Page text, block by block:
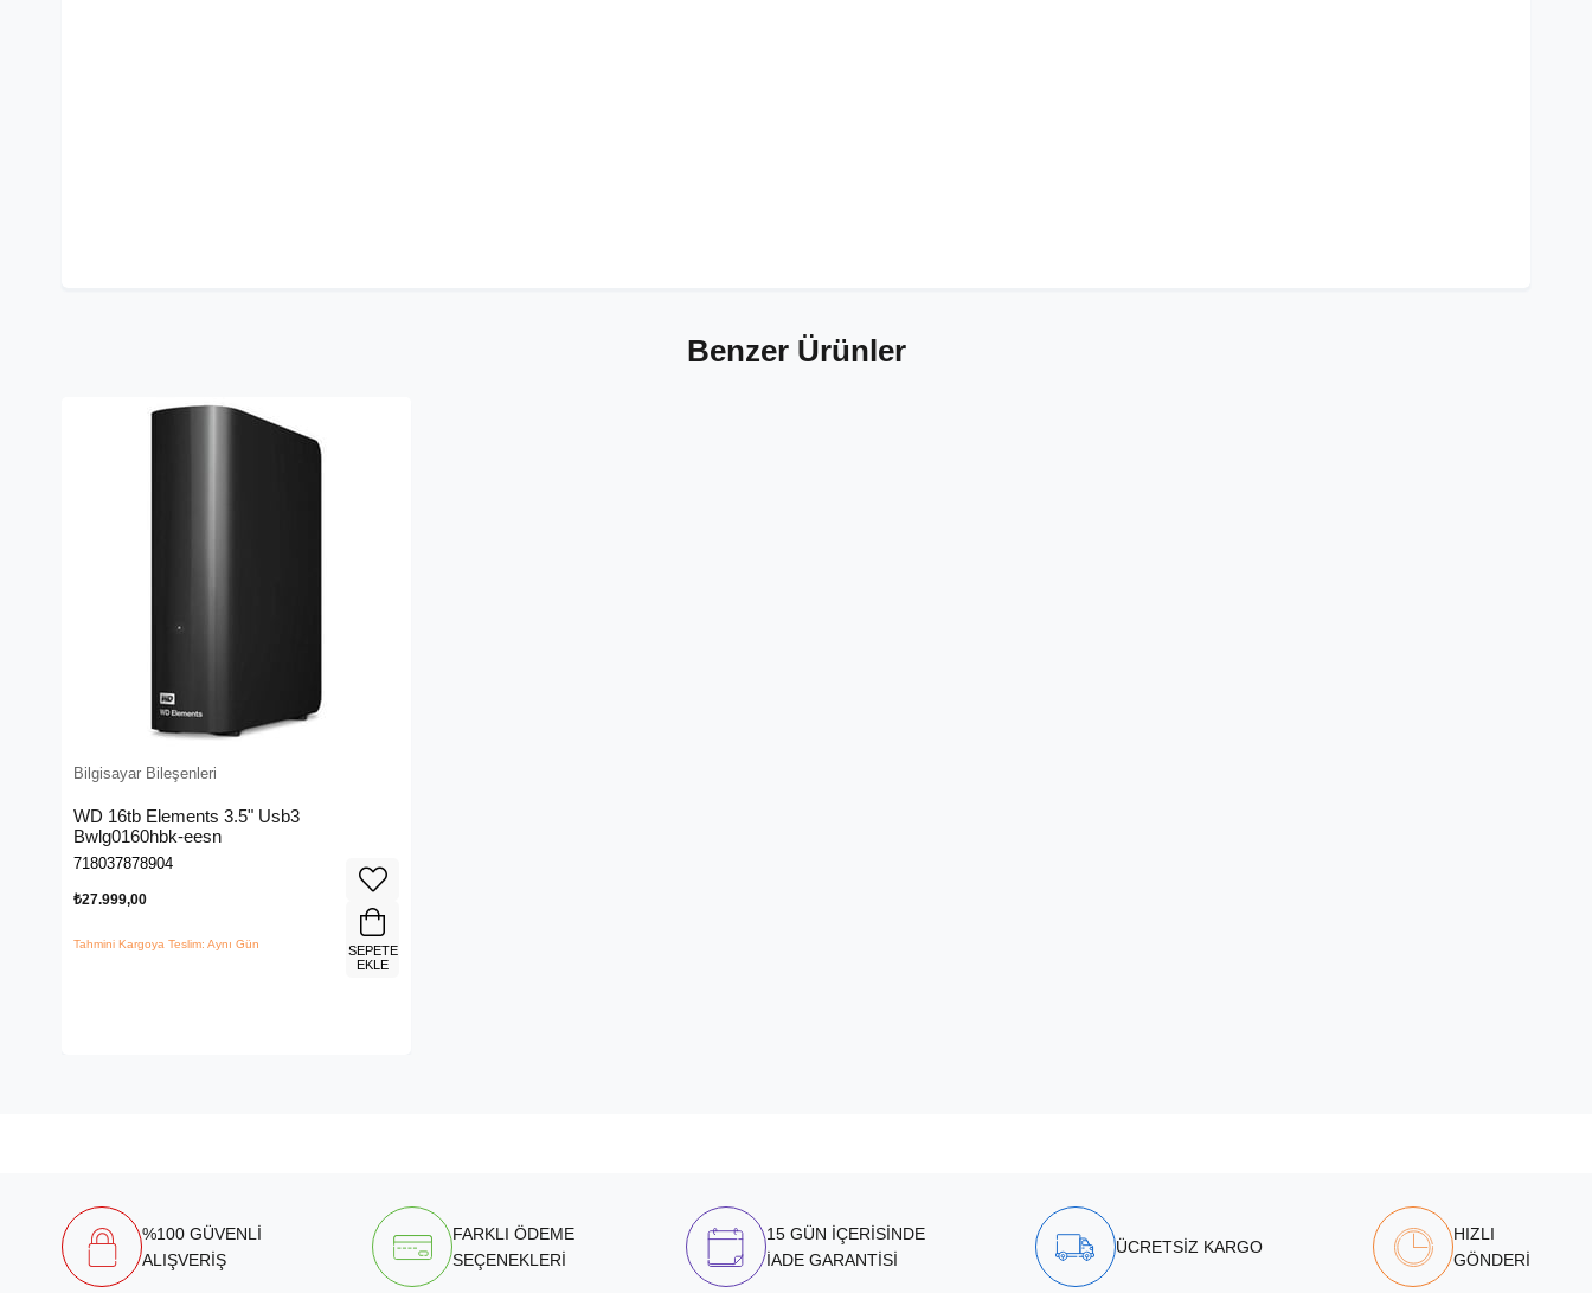
Benzer Ürünler
Bilgisayar Bileşenleri
WD 16tb Elements 3.5" Usb3
Bwlg0160hbk-eesn
718037878904
₺27.999,00
Tahmini Kargoya Teslim: Aynı Gün
SEPETE
EKLE
%100 GÜVENLİ
ALIŞVERİŞ
FARKLI ÖDEME
SEÇENEKLERİ
15 GÜN İÇERİSİNDE
İADE GARANTİSİ
ÜCRETSİZ KARGO
HIZLI
GÖNDERİ